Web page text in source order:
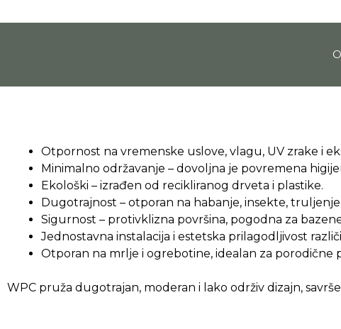
na
Otpornost na vremenske uslove, vlagu, UV zrake i
Minimalno održavanje – dovoljna je povremena
Ekološki – izrađen od recikliranog drveta i plastike.
Dugotrajnost – otporan na habanje, insekte,
Sigurnost – protivklizna površina, pogodna za
Jednostavna instalacija i estetska prilagodljivost
Otporan na mrlje i ogrebotine, idealan za porodične
WPC pruža dugotrajan, moderan i lako održiv dizajn,